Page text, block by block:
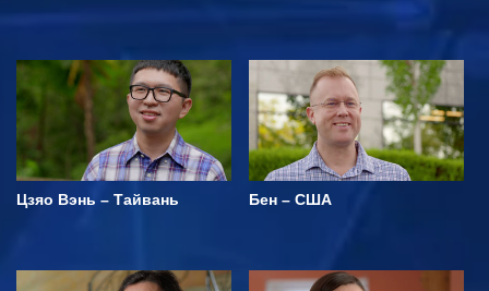
Цзяо Вэнь – Тайвань Бен – США